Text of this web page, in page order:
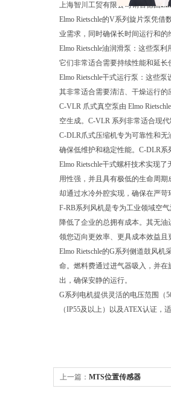
上海智川工贸有限公司销售德国
Elmo Rietschle的V系列旋片泵凭
业需求，同时确保长时间运行和的
Elmo Rietschle油润滑泵：这些泵
它们非常适合需要持续性能和延长
Elmo Rietschle干式运行泵：这些
其非常适合需要清洁、干燥运行的
C-VLR 爪式真空泵由 Elmo
空生成。C-VLR 系列非常适合现
C-DLR爪式压缩机专为可靠性和
确保低维护和稳定性能。C-DLR系
Elmo Rietschle干式螺杆技术实现
用性强，并且具有极低的生命周
却通过水冷外腔实现，确保在严苛
F-RB系列风机是专为工业领域空
降低了企业的总拥有成本。其无
领您迈向更效率、更具成本效益且
Elmo Rietschle的G系列侧道鼓风
命。燃料费通过进气器吸入，并
出，确保安静的运行。
G系列电机提供灵活的电压范围（
（IP55及以上）以及ATEX认证，
上一篇： MTS位置传感器